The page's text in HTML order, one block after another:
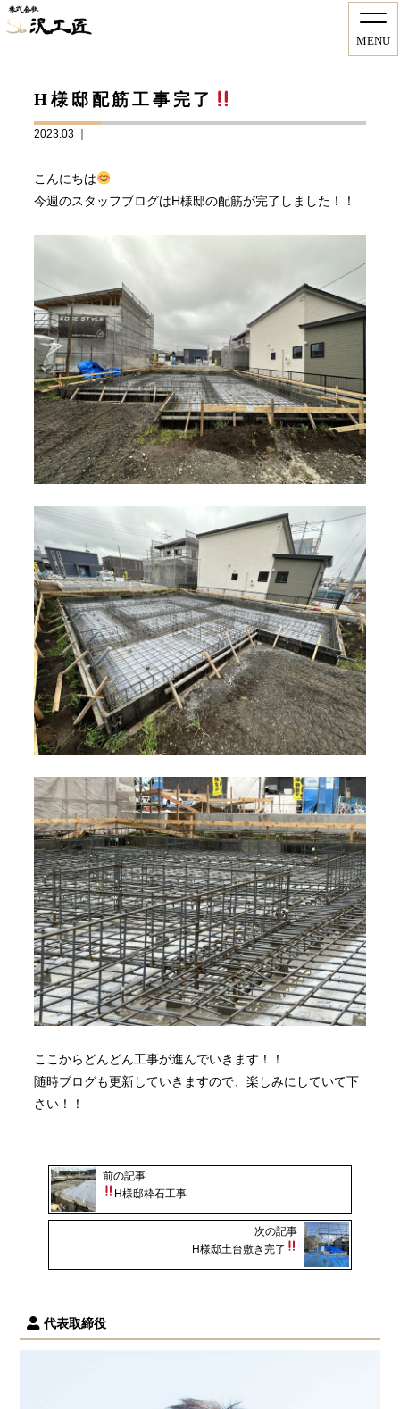
MENU
NEWS
H様邸配筋工事完了
2023.03 ｜
こんにちは
今週のスタッフブログはH様邸の配筋が完了しました！！
ここからどんどん工事が進んでいきます！！
随時ブログも更新していきますので、楽しみにしていて下
さい！！
前の記事
H様邸枠石工事
次の記事
H様邸土台敷き完了
代表取締役